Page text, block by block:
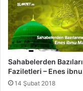
h
i
c
c
e
'
d
e
Sahabelerden
Faziletleri – Enes
14 Şubat 2018